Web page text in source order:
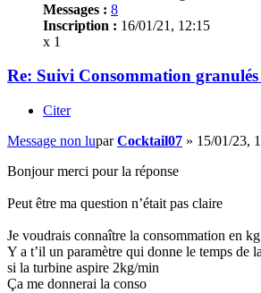
Messages : 8
Inscription : 16/01/21, 12:15
x 1
Re: Suivi Consommation
Citer
Message non luparCocktail07 » 15/01/23,
Bonjour merci pour la réponse
Peut être ma question n’était pas claire
Je voudrais connaître la consommation en
Y a t’il un paramètre qui donne le temps de
si la turbine aspire 2kg/min
Ça me donnerai la conso